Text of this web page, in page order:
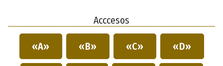
Acccesos
«A» «B» «C» «D»